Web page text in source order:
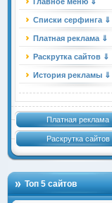
Списки серфинга ⇓
Платная реклама ⇓
Раскрутка сайтов ⇓
История рекламы ⇓
Платная реклама
Раскрутка сайтов
Топ 5 сайтов